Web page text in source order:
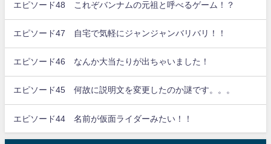
エピソード48 これぞバンナムの元祖と呼べるゲーム！？
エピソード47 自宅で気軽にジャンジャンバリバリ！！
エピソード46 なんか大当たりが出ちゃいました！
エピソード45 何故に説明文を変更したのか謎です。。。
エピソード44 名前が仮面ライダーみたい！！